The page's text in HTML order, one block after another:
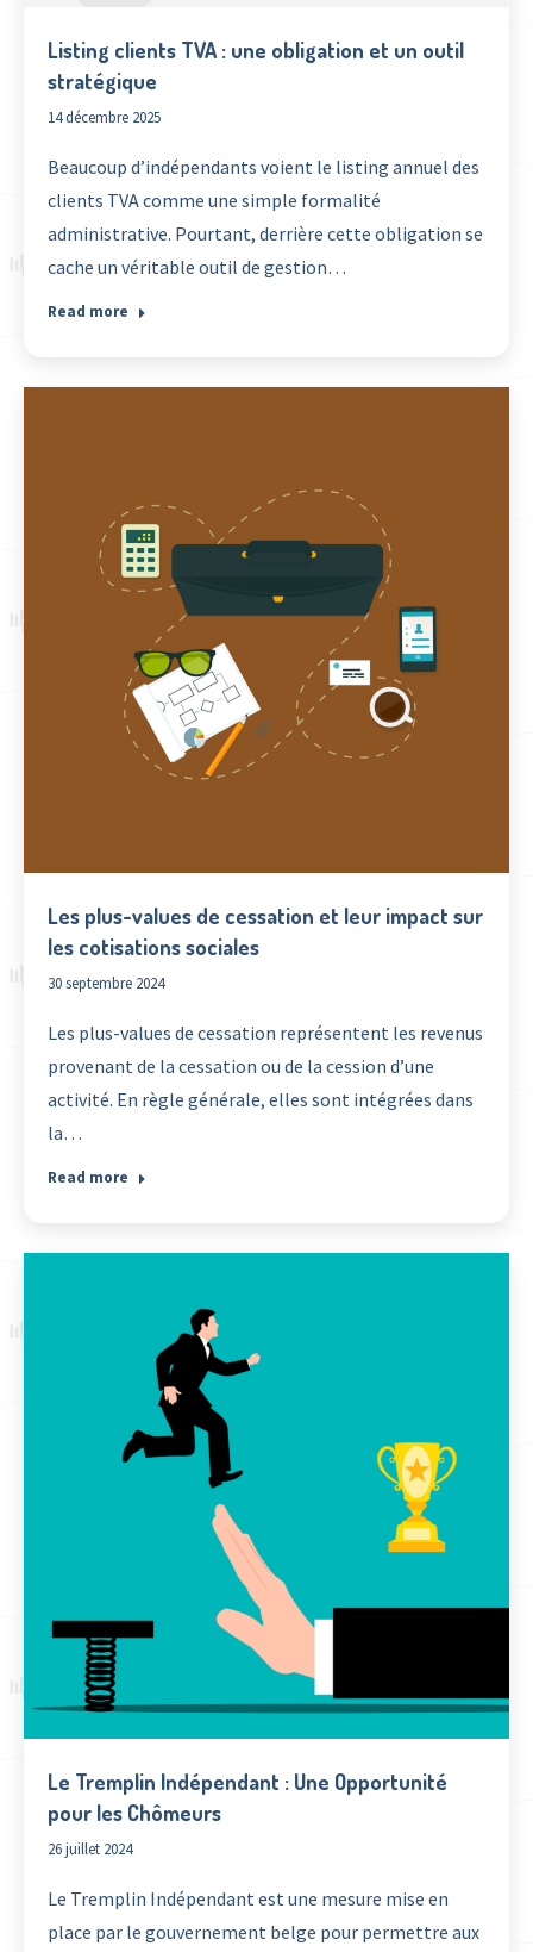
Listing clients TVA : une obligation et un outil
stratégique
14 décembre 2025
Beaucoup d’indépendants voient le listing annuel des
clients TVA comme une simple formalité
administrative. Pourtant, derrière cette obligation se
cache un véritable outil de gestion…
Read more
Les plus-values de cessation et leur impact sur
les cotisations sociales
30 septembre 2024
Les plus-values de cessation représentent les revenus
provenant de la cessation ou de la cession d’une
activité. En règle générale, elles sont intégrées dans
la…
Read more
Le Tremplin Indépendant : Une Opportunité
pour les Chômeurs
26 juillet 2024
Le Tremplin Indépendant est une mesure mise en
place par le gouvernement belge pour permettre aux